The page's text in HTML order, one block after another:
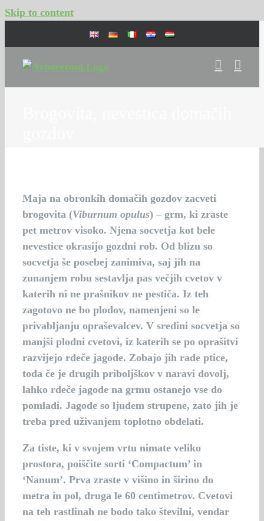
Skip to content
Maja na obronkih domačih gozdov zacveti
brogovita (Viburnum opulus) – grm, ki zraste
pet metrov visoko. Njena socvetja kot bele
nevestice okrasijo gozdni rob. Od blizu so
socvetja še posebej zanimiva, saj jih na
zunanjem robu sestavlja pas večjih cvetov v
katerih ni ne prašnikov ne pestiča. Iz teh
zagotovo ne bo plodov, namenjeni so le
privabljanju opraševalcev. V sredini socvetja so
manjši plodni cvetovi, iz katerih se po oprašitvi
razvijejo rdeče jagode. Zobajo jih rade ptice,
toda če je drugih priboljškov v naravi dovolj,
lahko rdeče jagode na grmu ostanejo vse do
pomladi. Jagode so ljudem strupene, zato jih je
treba pred uživanjem toplotno obdelati.
Za tiste, ki v svojem vrtu nimate veliko
prostora, poiščite sorti ‘Compactum’ in
‘Nanum’. Prva zraste v višino in širino do
metra in pol, druga le 60 centimetrov. Cvetovi
na teh rastlinah ne bodo tako številni, vendar